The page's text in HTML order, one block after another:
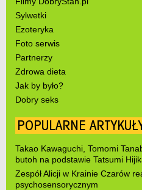
Sylwetki
Ezoteryka
Foto serwis
Partnerzy
Zdrowa dieta
Jak by było?
Dobry seks
POPULARNE
Takao Kawaguchi, Tomomi
butoh na podstawie Tatsumi
Zespół Alicji w Krainie Czarów
psychosensorycznym